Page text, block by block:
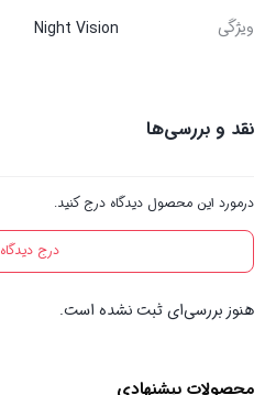
ویژگی Night Vision
نقد و بررسی‌ها
درمورد این محصول دیدگاه درج کنید.
درج دیدگاه
هنوز بررسی‌ای ثبت نشده است.
محصولات پیشنهادی